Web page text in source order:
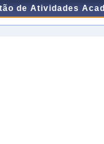
de Atividades